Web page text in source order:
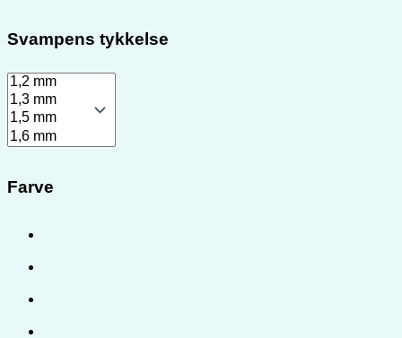
Svampens tykkelse
Farve